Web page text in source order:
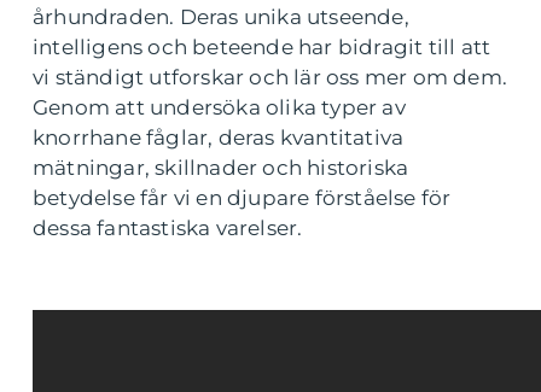
århundraden. Deras unika utseende,
intelligens och beteende har bidragit till att
vi ständigt utforskar och lär oss mer om dem.
Genom att undersöka olika typer av
knorrhane fåglar, deras kvantitativa
mätningar, skillnader och historiska
betydelse får vi en djupare förståelse för
dessa fantastiska varelser.